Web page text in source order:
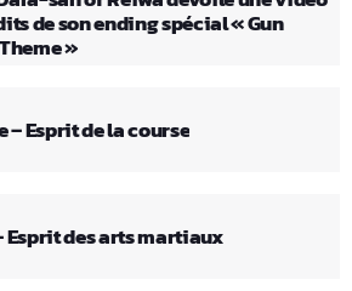
de son ending spécial « Gun
»
– Esprit de la course
Esprit des arts martiaux